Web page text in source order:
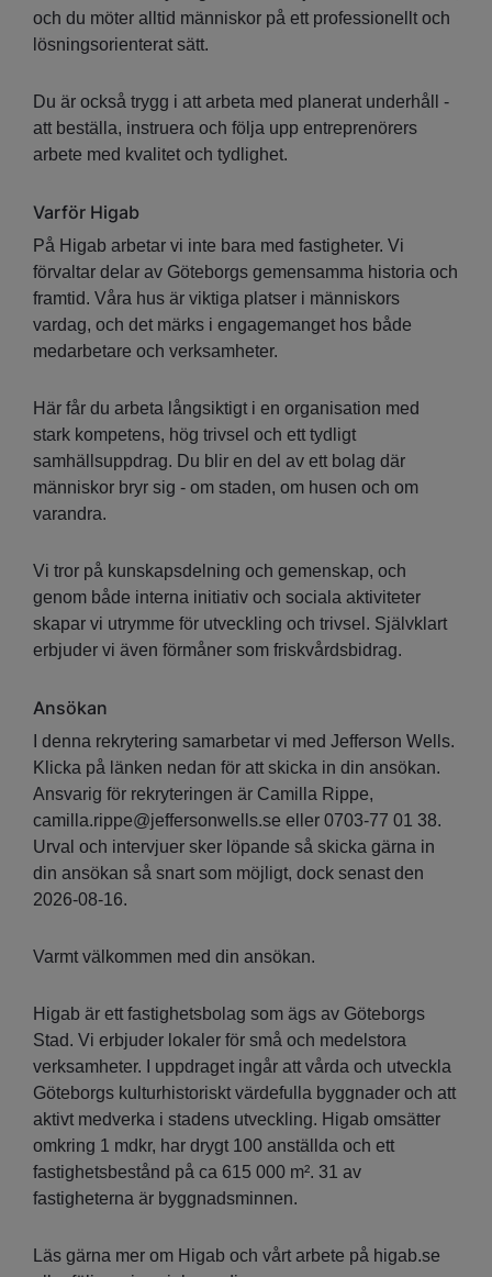
och du möter alltid människor på ett professionellt och
lösningsorienterat sätt.
Du är också trygg i att arbeta med planerat underhåll -
att beställa, instruera och följa upp entreprenörers
arbete med kvalitet och tydlighet.
Varför Higab
På Higab arbetar vi inte bara med fastigheter. Vi
förvaltar delar av Göteborgs gemensamma historia och
framtid. Våra hus är viktiga platser i människors
vardag, och det märks i engagemanget hos både
medarbetare och verksamheter.
Här får du arbeta långsiktigt i en organisation med
stark kompetens, hög trivsel och ett tydligt
samhällsuppdrag. Du blir en del av ett bolag där
människor bryr sig - om staden, om husen och om
varandra.
Vi tror på kunskapsdelning och gemenskap, och
genom både interna initiativ och sociala aktiviteter
skapar vi utrymme för utveckling och trivsel. Självklart
erbjuder vi även förmåner som friskvårdsbidrag.
Ansökan
I denna rekrytering samarbetar vi med Jefferson Wells.
Klicka på länken nedan för att skicka in din ansökan.
Ansvarig för rekryteringen är Camilla Rippe,
camilla.rippe@jeffersonwells.se eller 0703-77 01 38.
Urval och intervjuer sker löpande så skicka gärna in
din ansökan så snart som möjligt, dock senast den
2026-08-16.
Varmt välkommen med din ansökan.
Higab är ett fastighetsbolag som ägs av Göteborgs
Stad. Vi erbjuder lokaler för små och medelstora
verksamheter. I uppdraget ingår att vårda och utveckla
Göteborgs kulturhistoriskt värdefulla byggnader och att
aktivt medverka i stadens utveckling. Higab omsätter
omkring 1 mdkr, har drygt 100 anställda och ett
fastighetsbestånd på ca 615 000 m². 31 av
fastigheterna är byggnadsminnen.
Läs gärna mer om Higab och vårt arbete på higab.se